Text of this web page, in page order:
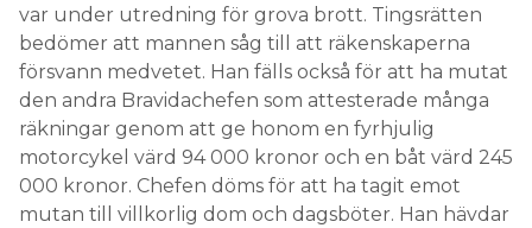
var under utredning för grova brott. Tingsrätten
bedömer att mannen såg till att räkenskaperna
försvann medvetet. Han fälls också för att ha mutat
den andra Bravidachefen som attesterade många
räkningar genom att ge honom en fyrhjulig
motorcykel värd 94 000 kronor och en båt värd 245
000 kronor. Chefen döms för att ha tagit emot
mutan till villkorlig dom och dagsböter. Han hävdar